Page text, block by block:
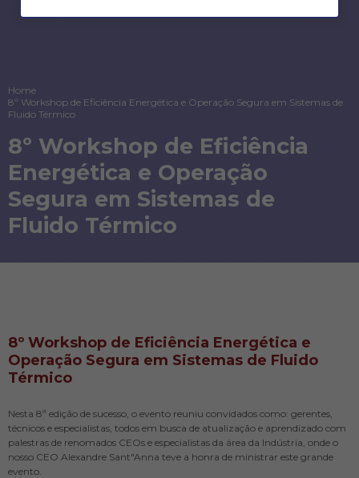
Home
8º Workshop de Eficiência Energética e Operação Segura em Sistemas de
Fluido Térmico
8º Workshop de Eficiência
Energética e Operação
Segura em Sistemas de
Fluido Térmico
8º Workshop de Eficiência Energética e
Operação Segura em Sistemas de Fluido
Térmico
Nesta 8ª edição de sucesso, o evento reuniu convidados como: gerentes,
técnicos e especialistas, todos em busca de atualização e aprendizado com
palestras de renomados CEOs e especialistas da área da Indústria, onde o
nosso CEO Alexandre Sant"Anna teve a honra de ministrar este grande
evento.